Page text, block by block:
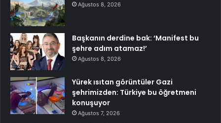
Ağustos 8, 2026
Başkanın derdine bak: ‘Manifest bu
şehre adım atamaz!’
Ağustos 8, 2026
Yürek ısıtan görüntüler Gazi
şehrimizden: Türkiye bu öğretmeni
konuşuyor
Ağustos 7, 2026